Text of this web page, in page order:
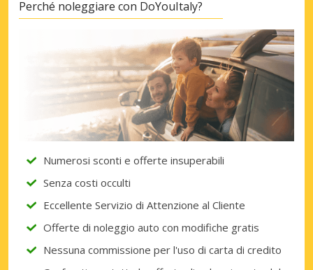
Perché noleggiare con DoYouItaly?
Numerosi sconti e offerte insuperabili
Senza costi occulti
Eccellente Servizio di Attenzione al Cliente
Offerte di noleggio auto con modifiche gratis
Nessuna commissione per l'uso di carta di credito